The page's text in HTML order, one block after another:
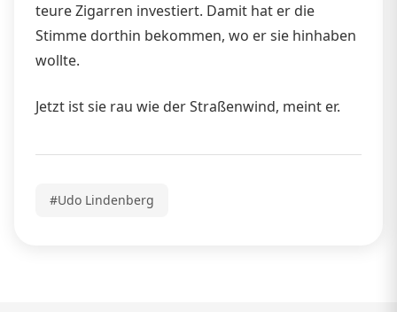
teure Zigarren investiert. Damit hat er die
Stimme dorthin bekommen, wo er sie hinhaben
wollte.
Jetzt ist sie rau wie der Straßenwind, meint er.
#Udo Lindenberg